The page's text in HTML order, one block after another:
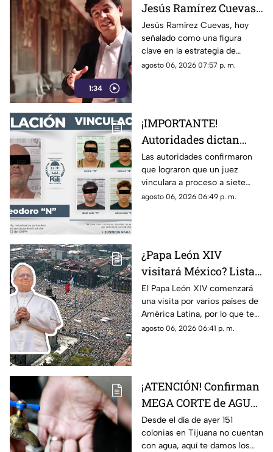
1:34
Jesús Ramírez Cuevas,
figura clave en la
estrategia de censura
del gobierno, criticaba
la publicidad para
Jesús Ramírez Cuevas, hoy
señalado como una figura
clave en la estrategia de
censura del gobierno, criticaba
agosto 06, 2026 07:57 p. m.
¡IMPORTANTE!
Autoridades dictan
prisión preventiva
para siete personas
relacionadas con
narcoinvernaderos
Las autoridades confirmaron
que lograron que un juez
vinculara a proceso a siete
personas que están
agosto 06, 2026 06:49 p. m.
¿Papa León XIV
visitará México? Lista
COMPLETA de los
países de América
Latina a los que llegará
El Papa León XIV comenzará
una visita por varios países de
América Latina, por lo que te
compartimos la lista de cuáles
agosto 06, 2026 06:41 p. m.
¡ATENCIÓN! Confirman
MEGA CORTE de AGUA
en más de 150 colonias,
aquí la lista completa
Desde el día de ayer 151
colonias en Tijuana no cuentan
con agua, aquí te damos los